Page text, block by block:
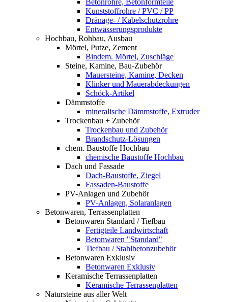
Betonrohre, Betonformteile
Kunststoffrohre / PVC / PP
Dränage- / Kabelschutzrohre
Entwässerungsprodukte
Hochbau, Rohbau, Ausbau
Mörtel, Putze, Zement
Bindem. Mörtel, Zuschläge
Steine, Kamine, Bau-Zubehör
Mauersteine, Kamine, Decken
Klinker und Mauerabdeckungen
Schöck-Artikel
Dämmstoffe
mineralische Dämmstoffe, Extruder
Trockenbau + Zubehör
Trockenbau und Zubehör
Brandschutz-Lösungen
chem. Baustoffe Hochbau
chemische Baustoffe Hochbau
Dach und Fassade
Dach-Baustoffe, Ziegel
Fassaden-Baustoffe
PV-Anlagen und Zubehör
PV-Anlagen, Solaranlagen
Betonwaren, Terrassenplatten
Betonwaren Standard / Tiefbau
Fertigteile Landwirtschaft
Betonwaren "Standard"
Tiefbau / Stahlbetonzubehör
Betonwaren Exklusiv
Betonwaren Exklusiv
Keramische Terrassenplatten
Keramische Terrassenplatten
Natursteine aus aller Welt